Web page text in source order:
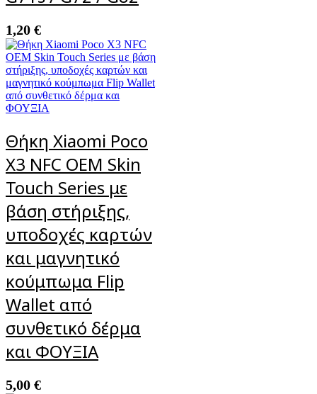
1,20 €
Θήκη Xiaomi Poco
X3 NFC OEM Skin
Touch Series με
βάση στήριξης,
υποδοχές καρτών
και μαγνητικό
κούμπωμα Flip
Wallet από
συνθετικό δέρμα
και ΦΟΥΞΙΑ
5,00 €